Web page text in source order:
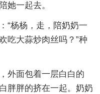
她一起去。
“杨杨，走，陪奶奶一
吃大蒜炒肉丝吗？”种
外面包着一层白白的
胖胖的挤在一起。奶奶